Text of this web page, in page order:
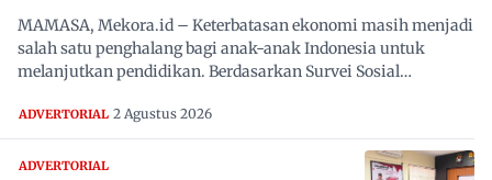
MAMASA, Mekora.id – Keterbatasan ekonomi masih menjadi
salah satu penghalang bagi anak-anak Indonesia untuk
melanjutkan pendidikan. Berdasarkan Survei Sosial
ADVERTORIAL 2 Agustus 2026
ADVERTORIAL